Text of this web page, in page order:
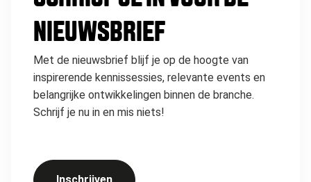
NIEUWSBRIEF
Met de nieuwsbrief blijf je op de hoogte van
inspirerende kennissessies, relevante events en
belangrijke ontwikkelingen binnen de branche.
Schrijf je nu in en mis niets!